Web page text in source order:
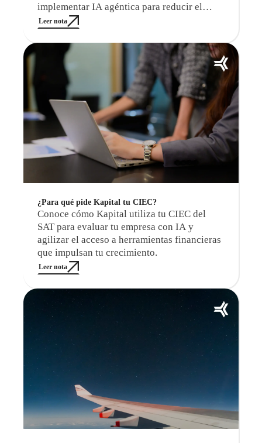
implementar IA agéntica para reducir el
churn y proteger tus márgenes operativos.
Leer nota
¿Para qué pide Kapital tu CIEC?
Conoce cómo Kapital utiliza tu CIEC del
SAT para evaluar tu empresa con IA y
agilizar el acceso a herramientas financieras
que impulsan tu crecimiento.
Leer nota